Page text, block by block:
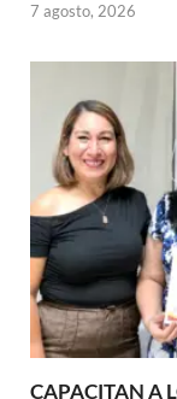
7 agosto, 2026
CAPACITAN A